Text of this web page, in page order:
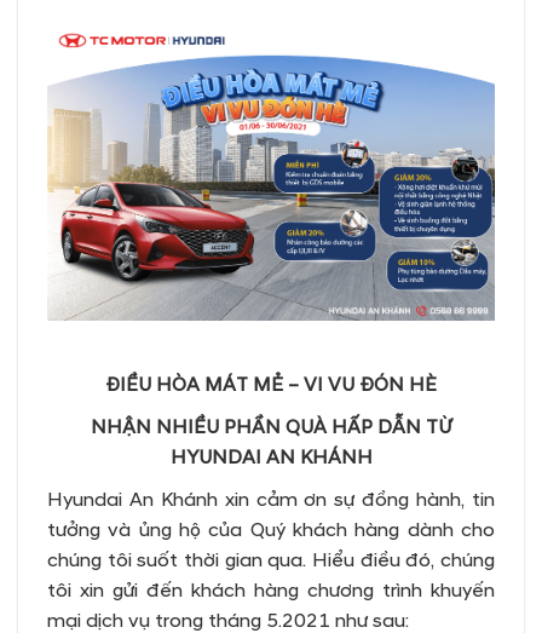
ĐIỀU HÒA MÁT MẺ – VI VU ĐÓN HÈ
NHẬN NHIỀU PHẦN QUÀ HẤP DẪN TỪ
HYUNDAI AN KHÁNH
Hyundai An Khánh xin cảm ơn sự đồng hành, tin
tưởng và ủng hộ của Quý khách hàng dành cho
chúng tôi suốt thời gian qua. Hiểu điều đó, chúng
tôi xin gửi đến khách hàng chương trình khuyến
mại dịch vụ trong tháng 5.2021 như sau: